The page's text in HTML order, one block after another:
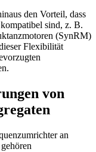
den Vorteil, dass
sind, z. B.
(SynRM)
Flexibilität
von
an